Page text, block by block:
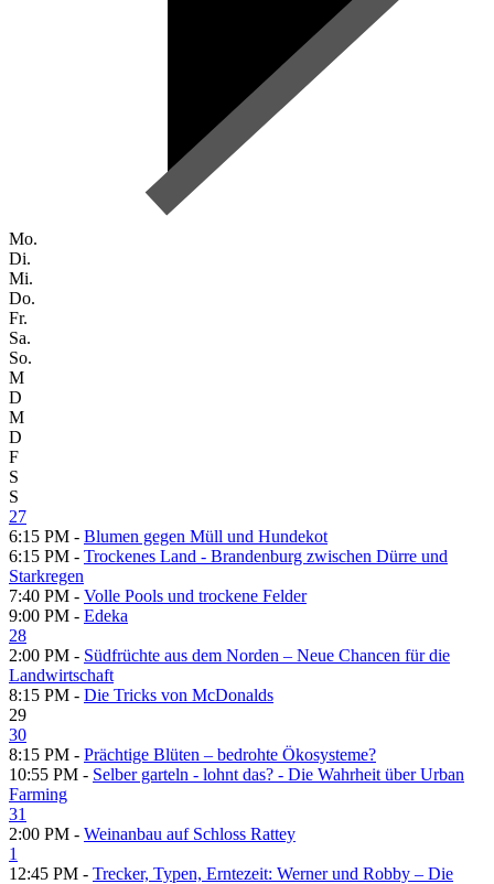
Mo.
Di.
Mi.
Do.
Fr.
Sa.
So.
M
D
M
D
F
S
S
27
6:15 PM - Blumen gegen Müll und Hundekot
6:15 PM - Trockenes Land - Brandenburg zwischen Dürre und
Starkregen
7:40 PM - Volle Pools und trockene Felder
9:00 PM - Edeka
28
2:00 PM - Südfrüchte aus dem Norden – Neue Chancen für die
Landwirtschaft
8:15 PM - Die Tricks von McDonalds
29
30
8:15 PM - Prächtige Blüten – bedrohte Ökosysteme?
10:55 PM - Selber garteln - lohnt das? - Die Wahrheit über Urban
Farming
31
2:00 PM - Weinanbau auf Schloss Rattey
1
12:45 PM - Trecker, Typen, Erntezeit: Werner und Robby – Die